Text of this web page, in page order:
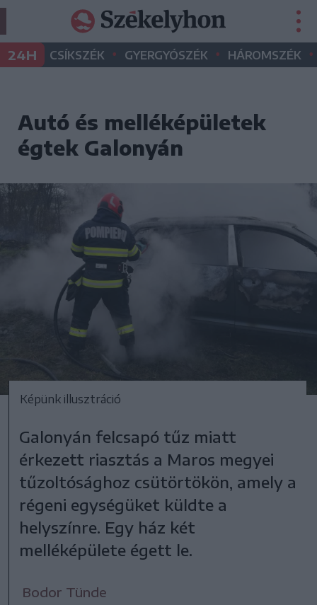
24H CSÍKSZÉK • GYERGYÓSZÉK • HÁROMSZÉK •
Autó és melléképületek
égtek Galonyán
Képünk illusztráció
Galonyán felcsapó tűz miatt
érkezett riasztás a Maros megyei
tűzoltósághoz csütörtökön, amely a
régeni egységüket küldte a
helyszínre. Egy ház két
melléképülete égett le.
Bodor Tünde